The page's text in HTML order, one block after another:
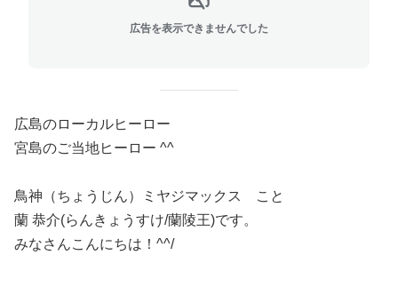
広告を表示できませんでした
広島のローカルヒーロー
宮島のご当地ヒーロー ^^
鳥神（ちょうじん）ミヤジマックス こと
蘭 恭介(らんきょうすけ/蘭陵王)です。
みなさんこんにちは！^^/